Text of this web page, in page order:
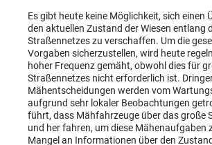
Es gibt heute keine Möglichkeit, sich einen
den aktuellen Zustand der Wiesen entlang
Straßennetzes zu verschaffen. Um die
Vorgaben sicherzustellen, wird heute
hoher Frequenz gemäht, obwohl dies für
Straßennetzes nicht erforderlich ist.
Mähentscheidungen werden vom
aufgrund sehr lokaler Beobachtungen
führt, dass Mähfahrzeuge über das große
und her fahren, um diese Mähenaufgaben
Mangel an Informationen über den